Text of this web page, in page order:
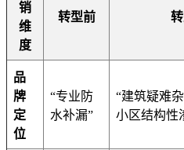
销
维
度
转型前
品
牌
定
位
“专业防
水补漏”
“建筑疑难
小区结构性